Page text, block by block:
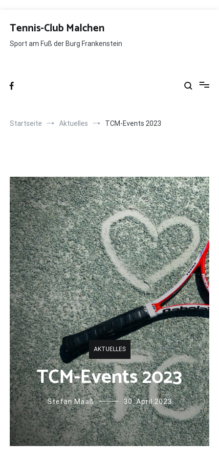
Inhalt
springen
Tennis-Club Malchen
Sport am Fuß der Burg Frankenstein
Startseite Aktuelles TCM-Events 2023
AKTUELLES
TCM-Events 2023
Stefan Maaß 30. April 2023